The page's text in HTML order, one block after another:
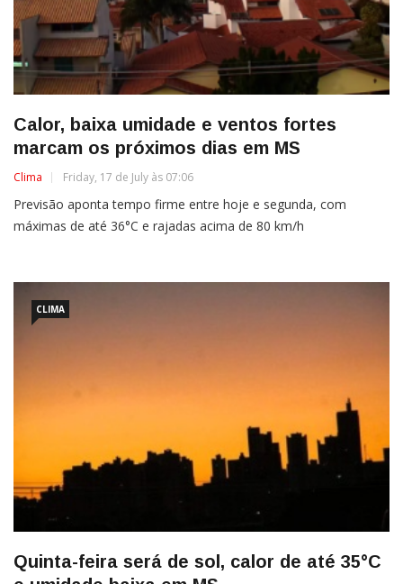
Calor, baixa umidade e ventos fortes
marcam os próximos dias em MS
Clima Friday, 17 de July às 07:06
Previsão aponta tempo firme entre hoje e segunda, com
máximas de até 36°C e rajadas acima de 80 km/h
CLIMA
Quinta-feira será de sol, calor de até 35°C